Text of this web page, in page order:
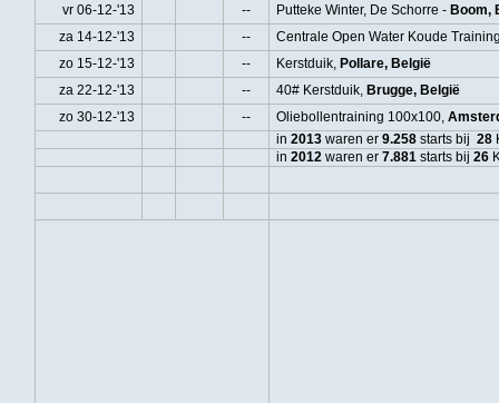
vr 06-12-'13
-- Putteke Winter, De Schorre - Boom,
za 14-12-'13
--
Centrale Open Water Koude
zo 15-12-'13
-- Kerstduik, Pollare, België
za 22-12-'13
-- 40# Kerstduik, Brugge, België
zo 30-12-'13
-- Oliebollentraining 100x100,
in 2013waren er9.258starts bij 28
in 2012waren er 7.881starts bij 26